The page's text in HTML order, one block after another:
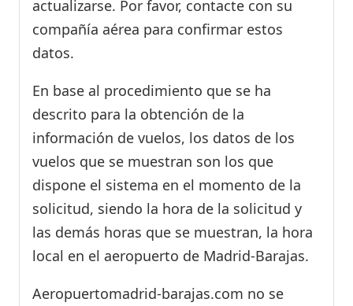
actualizarse. Por favor, contacte con su
compañía aérea para confirmar estos
datos.
En base al procedimiento que se ha
descrito para la obtención de la
información de vuelos, los datos de los
vuelos que se muestran son los que
dispone el sistema en el momento de la
solicitud, siendo la hora de la solicitud y
las demás horas que se muestran, la hora
local en el aeropuerto de Madrid-Barajas.
Aeropuertomadrid-barajas.com no se